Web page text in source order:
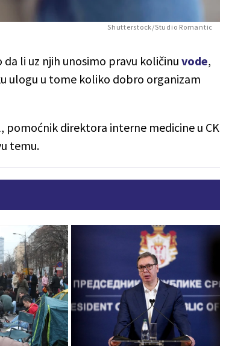
Shutterstock/Studio Romantic
da li uz njih unosimo pravu količinu vode,
ulogu u tome koliko dobro organizam
pomoćnik direktora interne medicine u CK
temu.